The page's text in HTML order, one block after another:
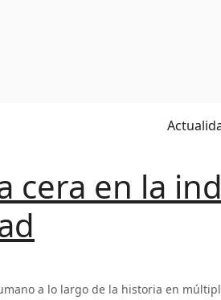
cera en la
a lo largo de la historia en